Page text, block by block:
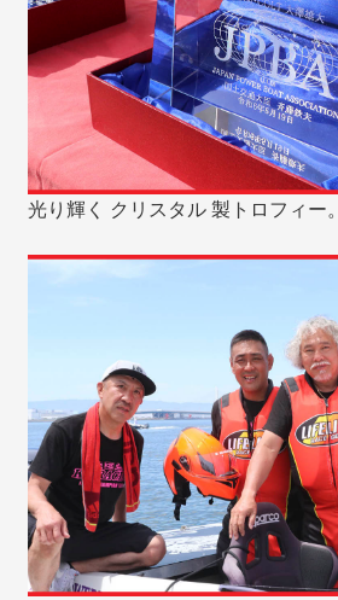
光り輝く クリスタル 製トロフィー。